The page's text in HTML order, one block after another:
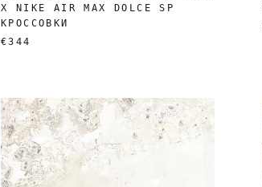
X NIKE AIR MAX DOLCE SP
КРОССОВКИ
€344